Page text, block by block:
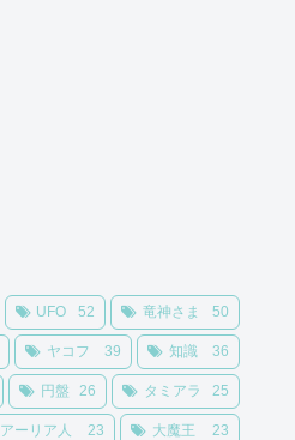
UFO 52 竜神さま 50
ヤコフ 39 知識 36
円盤 26 タミアラ 25
アーリア人 23 大魔王 23